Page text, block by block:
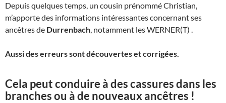
Depuis quelques temps, un cousin prénommé Christian,
m’apporte des informations intéressantes concernant ses
ancêtres de Durrenbach, notamment les WERNER(T) .
Aussi des erreurs sont découvertes et corrigées.
Cela peut conduire à des cassures dans les
branches ou à de nouveaux ancêtres !